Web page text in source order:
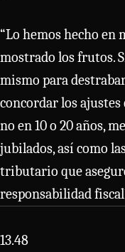
“Lo hemos hecho en
mostrado los frutos.
mismo para
concordar los
no en 10 o 20 años,
jubilados, así como
tributario que
responsabilidad
13.48